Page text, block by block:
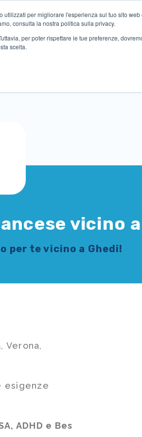
per migliorare l'esperienza sul tuo sito
consulta la nostra politica sulla privacy.
per poter rispettare le tue preferenze,
scelta.
vicino
per te vicino a Ghedi!
Verona,
esigenze
ADHD e Bes